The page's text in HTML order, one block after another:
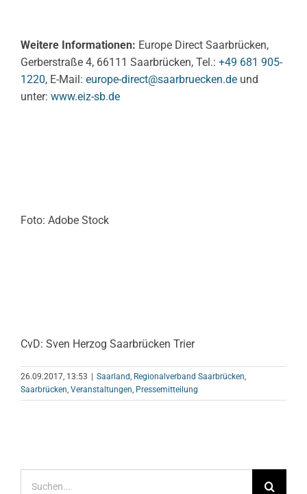
Weitere Informationen: Europe Direct Saarbrücken,
Gerberstraße 4, 66111 Saarbrücken, Tel.: +49 681 905-
1220, E-Mail: europe-direct@saarbruecken.de und
unter: www.eiz-sb.de
Foto: Adobe Stock
CvD: Sven Herzog Saarbrücken Trier
26.09.2017, 13:53 Saarland, Regionalverband Saarbrücken,
Saarbrücken, Veranstaltungen, Pressemitteilung
nach: